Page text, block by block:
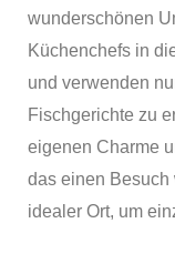
wunderschönen
Küchenchefs in
und verwenden
Fischgerichte zu
eigenen Charme
das einen Besuch
idealer Ort, um